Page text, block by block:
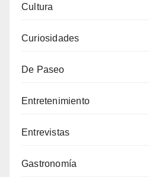
Cultura
Curiosidades
De Paseo
Entretenimiento
Entrevistas
Gastronomía